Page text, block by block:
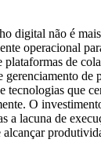
digital não é
operacional
de
gerenciamento de
tecnologias que
O
a lacuna de
alcançar